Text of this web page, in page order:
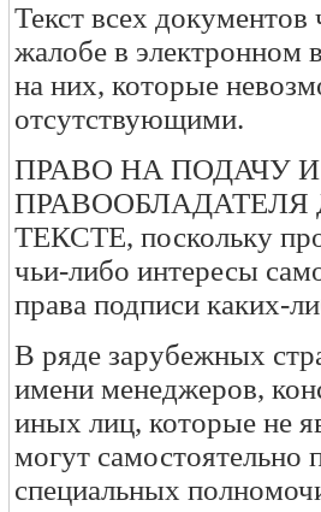
Текст всех
жалобе в электронном
на них, которые
отсутствующими.
ПРАВО НА ПОДАЧУ
ТЕКСТЕ, поскольку
чьи-либо интересы
права подписи каких-
В ряде зарубежных
имени менеджеров,
иных лиц, которые не
могут самостоятельно
специальных